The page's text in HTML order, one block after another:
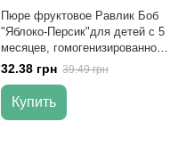
Пюре фруктовое Равлик Боб
"Яблоко-Персик"для детей с 5
месяцев, гомогенизированное
90 г
32.38 грн 39.49 грн
Купить